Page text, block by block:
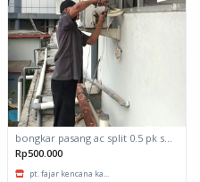
bongkar pasang ac split 0.5 pk s/d 1pk
Rp500.000
pt. fajar kencana ka...